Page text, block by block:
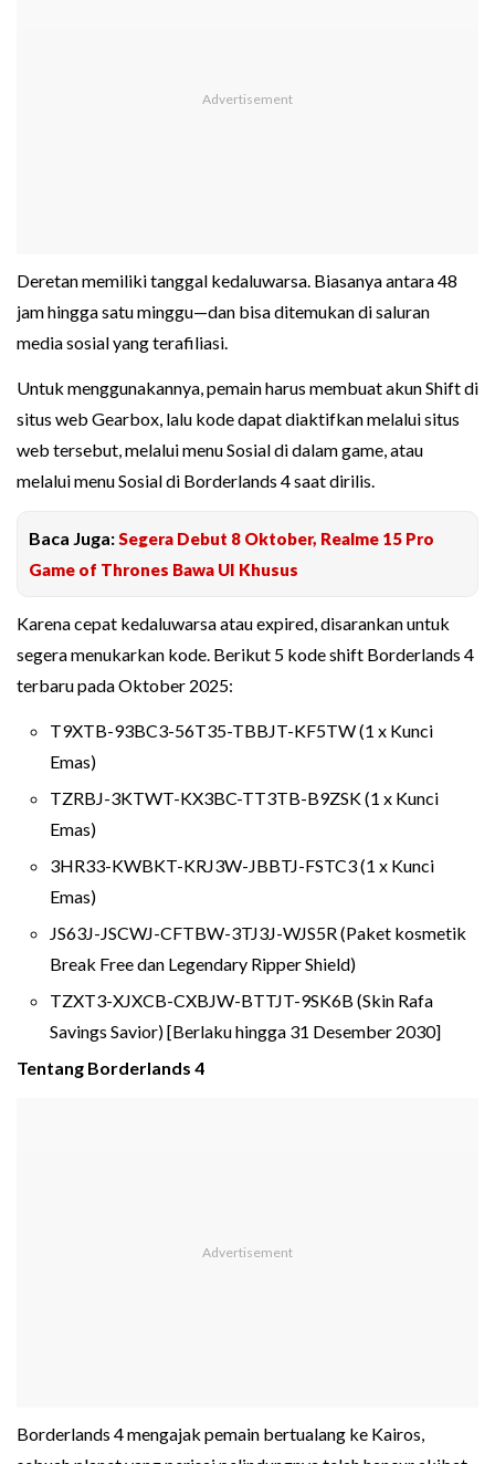
Deretan memiliki tanggal kedaluwarsa. Biasanya antara 48
jam hingga satu minggu—dan bisa ditemukan di saluran
media sosial yang terafiliasi.
Untuk menggunakannya, pemain harus membuat akun Shift di
situs web Gearbox, lalu kode dapat diaktifkan melalui situs
web tersebut, melalui menu Sosial di dalam game, atau
melalui menu Sosial di Borderlands 4 saat dirilis.
Baca Juga:Segera Debut 8 Oktober, Realme 15 Pro
Game of Thrones Bawa UI Khusus
Karena cepat kedaluwarsa atau expired, disarankan untuk
segera menukarkan kode. Berikut 5 kode shift Borderlands 4
terbaru pada Oktober 2025:
T9XTB-93BC3-56T35-TBBJT-KF5TW (1 x Kunci
Emas)
TZRBJ-3KTWT-KX3BC-TT3TB-B9ZSK (1 x Kunci
Emas)
3HR33-KWBKT-KRJ3W-JBBTJ-FSTC3 (1 x Kunci
Emas)
JS63J-JSCWJ-CFTBW-3TJ3J-WJS5R (Paket kosmetik
Break Free dan Legendary Ripper Shield)
TZXT3-XJXCB-CXBJW-BTTJT-9SK6B (Skin Rafa
Savings Savior) [Berlaku hingga 31 Desember 2030]
Tentang Borderlands 4
Borderlands 4 mengajak pemain bertualang ke Kairos,